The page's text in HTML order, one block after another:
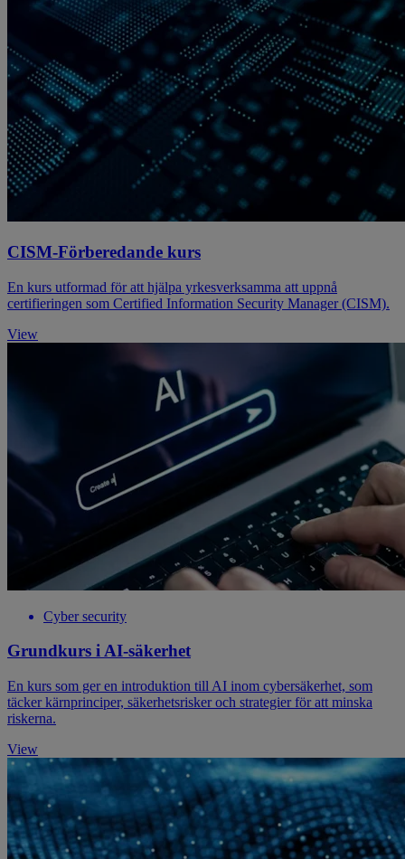
CISM-Förberedande kurs
En kurs utformad för att hjälpa yrkesverksamma att uppnå
certifieringen som Certified Information Security Manager (CISM).
View
Cyber security
Grundkurs i AI-säkerhet
En kurs som ger en introduktion till AI inom cybersäkerhet, som
täcker kärnprinciper, säkerhetsrisker och strategier för att minska
riskerna.
View